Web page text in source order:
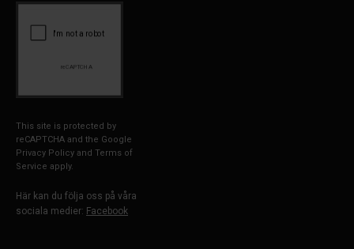
This site is protected by
reCAPTCHA and the Google
Privacy Policy and Terms of
Service apply.
Här kan du följa oss på våra
sociala medier: Facebook